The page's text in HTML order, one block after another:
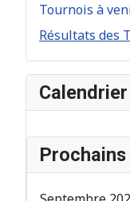
Tournois à
Résultats des